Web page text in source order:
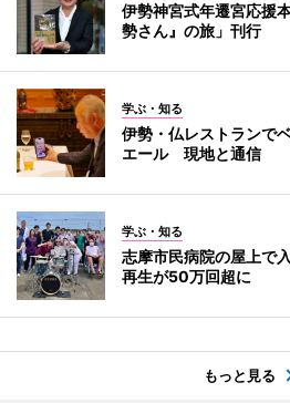
伊勢神宮式年遷宮応援
勢さん』の旅」刊行
学ぶ・知る
伊勢・仏レストランで
エール 現地と通信
学ぶ・知る
志摩市民病院の屋上で
再生が50万回超に
もっと見る